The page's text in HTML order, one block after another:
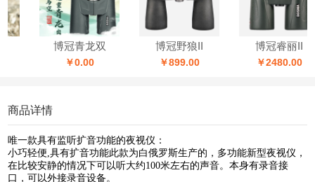
博冠青龙双
￥0.00
博冠野狼II
￥899.00
博冠睿丽II
￥2480.00
商品详情
唯一款具有监听扩音功能的夜视仪：
小巧轻便,具有扩音功能此款为白俄罗斯生产的，多功能新型夜视仪，
在比较安静的情况下可以听大约100米左右的声音。本身有录音接
口，可以外接录音设备。